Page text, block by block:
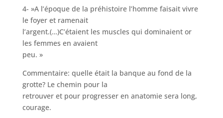
4- »A l’époque de la préhistoire l’homme faisait vivre
le foyer et ramenait
l’argent.(…)C’étaient les muscles qui dominaient or
les femmes en avaient
peu. »
Commentaire: quelle était la banque au fond de la
grotte? Le chemin pour la
retrouver et pour progresser en anatomie sera long,
courage.